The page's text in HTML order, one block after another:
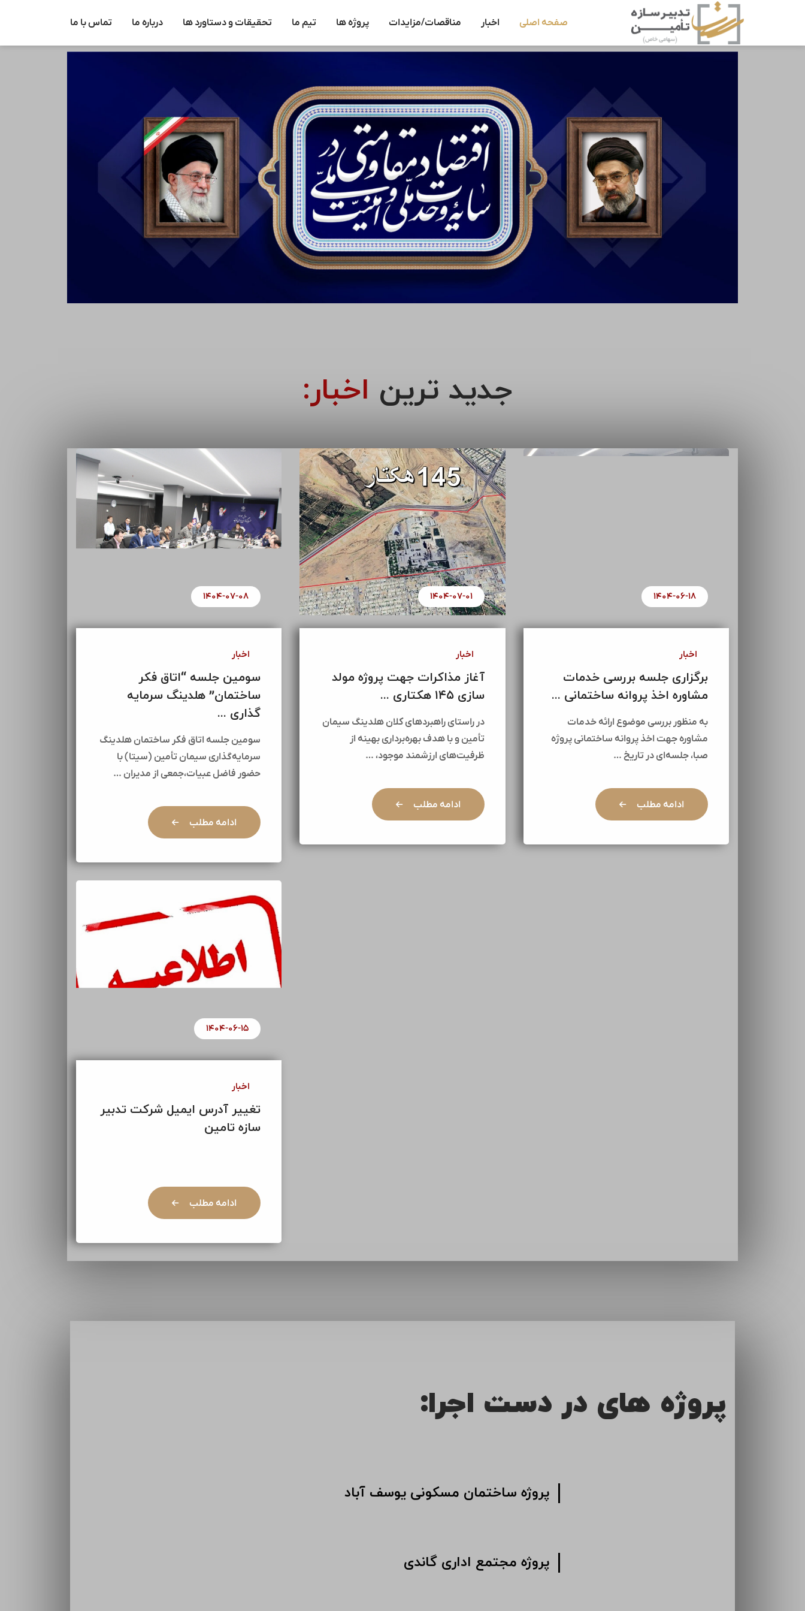
صفحه اصلی اخبار مناقصات/مزایدات پروژه ها تیم ما تحقیقات و دستاورد ها درباره ما تماس با ما
جدید ترین اخبار:
۱۴۰۴-۰۷-۰۸
اخبار
سومین جلسه “اتاق فکر
ساختمان” هلدینگ سرمایه
گذاری ...
سومین جلسه اتاق فکر ساختمان هلدینگ
سرمایه‌گذاری سیمان تأمین (سیتا) با
حضور فاضل عبیات،جمعی از مدیران …
ادامه مطلب
۱۴۰۴-۰۷-۰۱
اخبار
آغاز مذاکرات جهت پروژه مولد
سازی ۱۴۵ هکتاری ...
در راستای راهبردهای کلان هلدینگ سیمان
تأمین و با هدف بهره‌برداری بهینه از
ظرفیت‌های ارزشمند موجود، …
ادامه مطلب
۱۴۰۴-۰۶-۱۸
اخبار
برگزاری جلسه بررسی خدمات
مشاوره اخذ پروانه ساختمانی ...
به منظور بررسی موضوع ارائه خدمات
مشاوره جهت اخذ پروانه ساختمانی پروژه
صبا، جلسه‌ای در تاریخ …
ادامه مطلب
۱۴۰۴-۰۶-۱۵
اخبار
تغییر آدرس ایمیل شرکت تدبیر
سازه تامین
ادامه مطلب
پروژه های در دست اجرا:
پروژه ساختمان مسکونی یوسف آباد
پروژه مجتمع اداری گاندی